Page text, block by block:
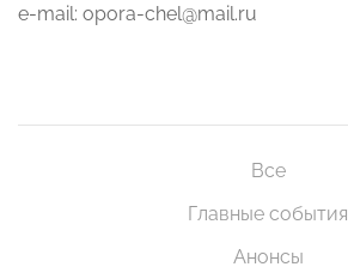
e-mail: opora-chel@mail.ru
Все
Главные события
Анонсы